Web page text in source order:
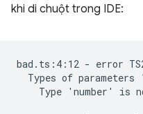
khi di chuột trong IDE:
bad.ts:4:12 - error
Types of parameters
Type 'number' is